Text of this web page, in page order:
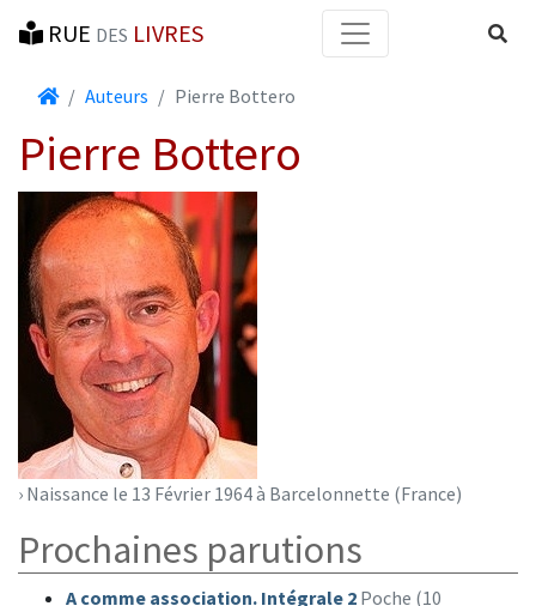
RUE DES LIVRES
AccueilAuteurs Pierre Bottero
Pierre Bottero
› Naissance le 13 Février 1964 à Barcelonnette (France)
Prochaines parutions
A comme association. Intégrale 2 Poche (10